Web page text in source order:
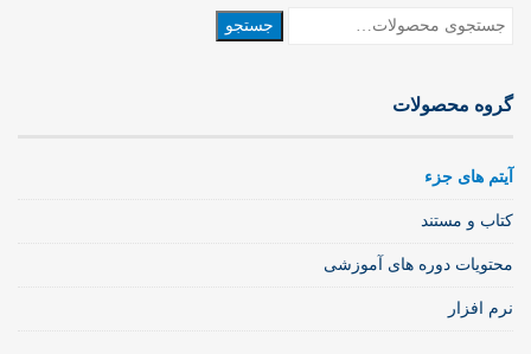
جستجو
گروه محصولات
آیتم های جزء
کتاب و مستند
محتویات دوره های آموزشی
نرم افزار